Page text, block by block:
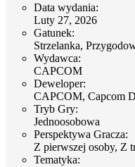
Data wydania:
Luty 27, 2026
Gatunek:
Strzelanka,
Wydawca:
CAPCOM
Deweloper:
CAPCOM, Capcom
Tryb Gry:
Jednoosobowa
Perspektywa Gracza:
Z pierwszej osoby, Z
Tematyka: